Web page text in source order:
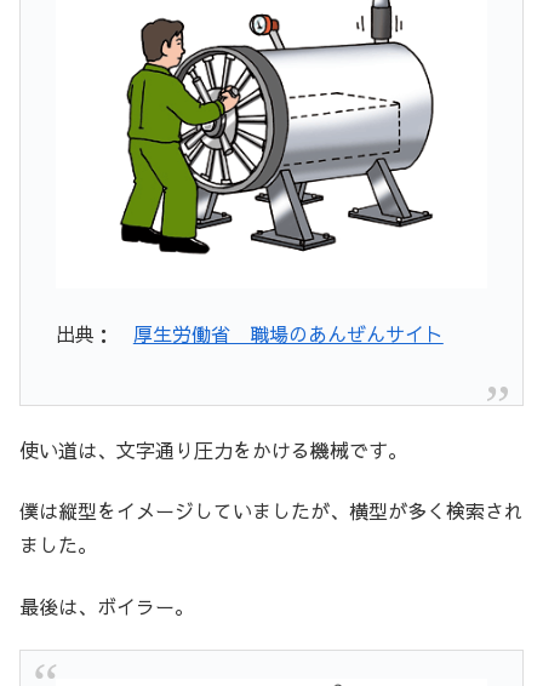
出典： 厚生労働省 職場のあんぜんサイト
使い道は、文字通り圧力をかける機械です。
僕は縦型をイメージしていましたが、横型が多く検索され
ました。
最後は、ボイラー。